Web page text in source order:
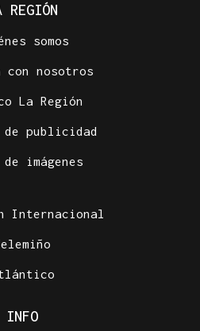
REGIÓN
somos
con nosotros
La Región
publicidad
imágenes
Internacional
INFO